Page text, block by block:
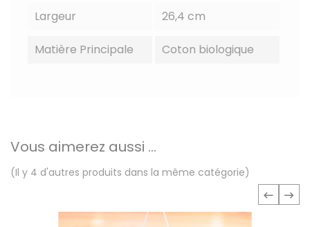
Largeur 26,4 cm
Matière Principale Coton biologique
Vous aimerez aussi ...
(Il y 4 d'autres produits dans la même catégorie)